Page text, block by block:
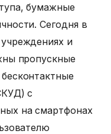
бумажные
Сегодня в
и
пропускные
с
на смартфонах